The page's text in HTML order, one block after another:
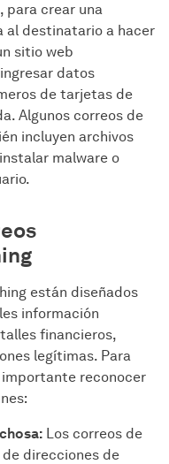
para crear una
al destinatario a hacer
sitio web
datos
de tarjetas de
Algunos correos de
incluyen archivos
malware o
están diseñados
información
financieros,
legítimas. Para
reconocer
Los correos de
direcciones de